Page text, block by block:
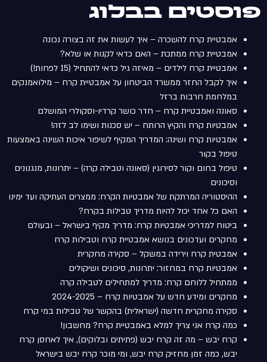
פוסטים בבלוג
אמבטיית קרח להשכרה – איך לעשות את זה בצורה נכונה
אמבטיית קרח ממתכת – האם כדאי לקנות או שלא?
אמבטיית קרח לילדים – מאיזה גיל כדאי להתחיל (15 לפחות!)
איך לקבל החזר ממשרד הביטחון על אמבטיית קרח – מילואמנקים
במלחמת חרבות ברזל
סאונה ואמבטיית קרח – חדר כושר קרדיו-וסקולרי המושלם
אמבטיות קרח והקיץ הרותח – יש סכנות ושימו לב לזה!
אמבטיות קרח ושינה: המדריך המקיף לשיפור איכות השינה באמצעות
טיפול בקור
טיפול בחום וקור לסירוגין (סאונה וטבילה קרה) – יתרונות, מנגנונים
וסיכונים
ההיסטוריה המרתקת של אמבטיות הקרח: ממצרים העתיקה ועד ימינו
האם כל אחד יכול להיות מדריך טבילות בקרח?
ביטוח למדריכי אמבטיות קרח: מדריך מקיף בישראל – ובעולם
מחקרים ועדכונים בנושא אמבטיית קרח וטבילות קרח
אמבטית קרח וירידה במשקל – סקירה מחקרית
אמבטיות קרח במחזור: יתרונות, סיכונים ושיקולים
ממתחיל ללוחם קרח: מדריך למתחילים לטבילה קרה
מחקרים ומידע חדש על אמבטיות קרח – 2024-2025
סקירה מחקרית חדשה (ישראלית) בהקשר של טבילות במי קרח
כמה קרח אני צריך למלא באמבטיית קרח? מחשבון!
קרח יבש – מה זה קרח יבש (פתיתים ובלוקים), איך לאחסן קרח
יבש, כמה זמן מחזיק קרח יבש, ומי מוכר קרח יבש בישראל